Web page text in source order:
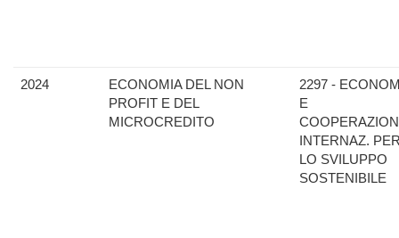
2024
ECONOMIA DEL NON
PROFIT E DEL
MICROCREDITO
2297 -
E
INTERNAZ.
LO SVILUPPO
SOSTENIBILE